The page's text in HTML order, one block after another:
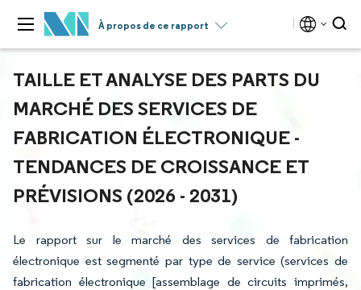
À propos de ce rapport
TAILLE ET ANALYSE DES PARTS DU
MARCHÉ DES SERVICES DE
FABRICATION ÉLECTRONIQUE -
TENDANCES DE CROISSANCE ET
PRÉVISIONS (2026 - 2031)
Le rapport sur le marché des services de fabrication
électronique est segmenté par type de service (services de
fabrication électronique [assemblage de circuits imprimés,